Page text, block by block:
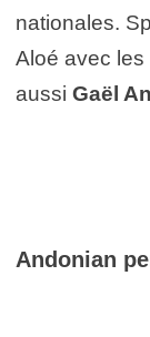
nationales.
Aloé avec
aussi Gaël
Andonian